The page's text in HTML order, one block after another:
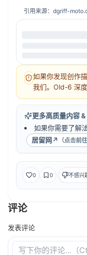
引用来源： dgriff-
如果你发现创作
我们。Old-6 深
更多高质量内容
如果你需要了解
居留网 ↗ （点击前往
0 0 不感兴
评论
发表评论